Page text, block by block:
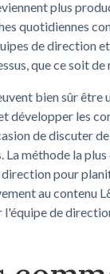
plus
quotidiennes
de direction
que ce soit
bien sûr être
développer les
de discuter
La méthode la
pour
au contenu
de